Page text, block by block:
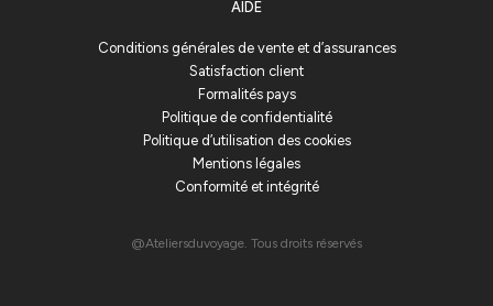
AIDE
Conditions générales de vente et d’assurances
Satisfaction client
Formalités pays
Politique de confidentialité
Politique d’utilisation des cookies
Mentions légales
Conformité et intégrité
@Ateliersduvoyage. Tous droits réservés